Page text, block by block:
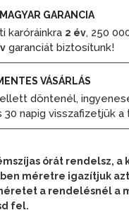
GARANCIA
karóráinkra 2 év, 250
garanciát biztosítunk!
VÁSÁRLÁS
döntenél,
napig visszafizetjük a
órát rendelsz, a
méretre igazítjuk
a rendelésnél a
fel.